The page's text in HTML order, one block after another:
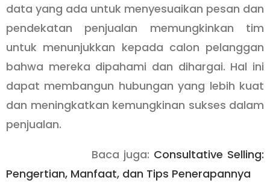
data yang ada untuk menyesuaikan pesan dan
pendekatan penjualan memungkinkan tim
untuk menunjukkan kepada calon pelanggan
bahwa mereka dipahami dan dihargai. Hal ini
dapat membangun hubungan yang lebih kuat
dan meningkatkan kemungkinan sukses dalam
penjualan.
Baca juga: Consultative Selling:
Pengertian, Manfaat, dan Tips Penerapannya